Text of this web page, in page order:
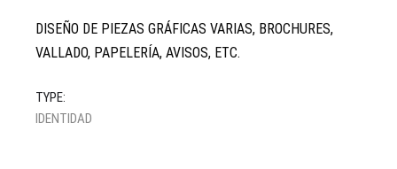
DISEÑO DE PIEZAS GRÁFICAS VARIAS, BROCHURES,
VALLADO, PAPELERÍA, AVISOS, ETC.
TYPE:
IDENTIDAD